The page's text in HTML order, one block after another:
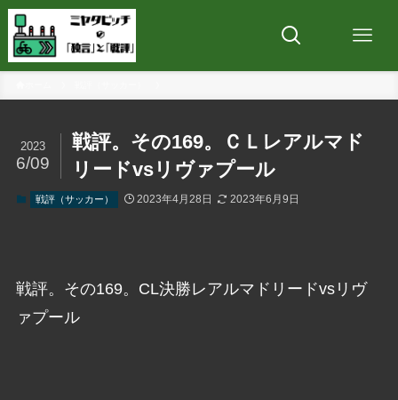
戦評。その169。ＣＬレアルマド
リードvsリヴァプール
2023
6/09
戦評（サッカー） 2023年4月28日 2023年6月9日
戦評。その169。CL決勝レアルマドリードvsリヴ
ァプール